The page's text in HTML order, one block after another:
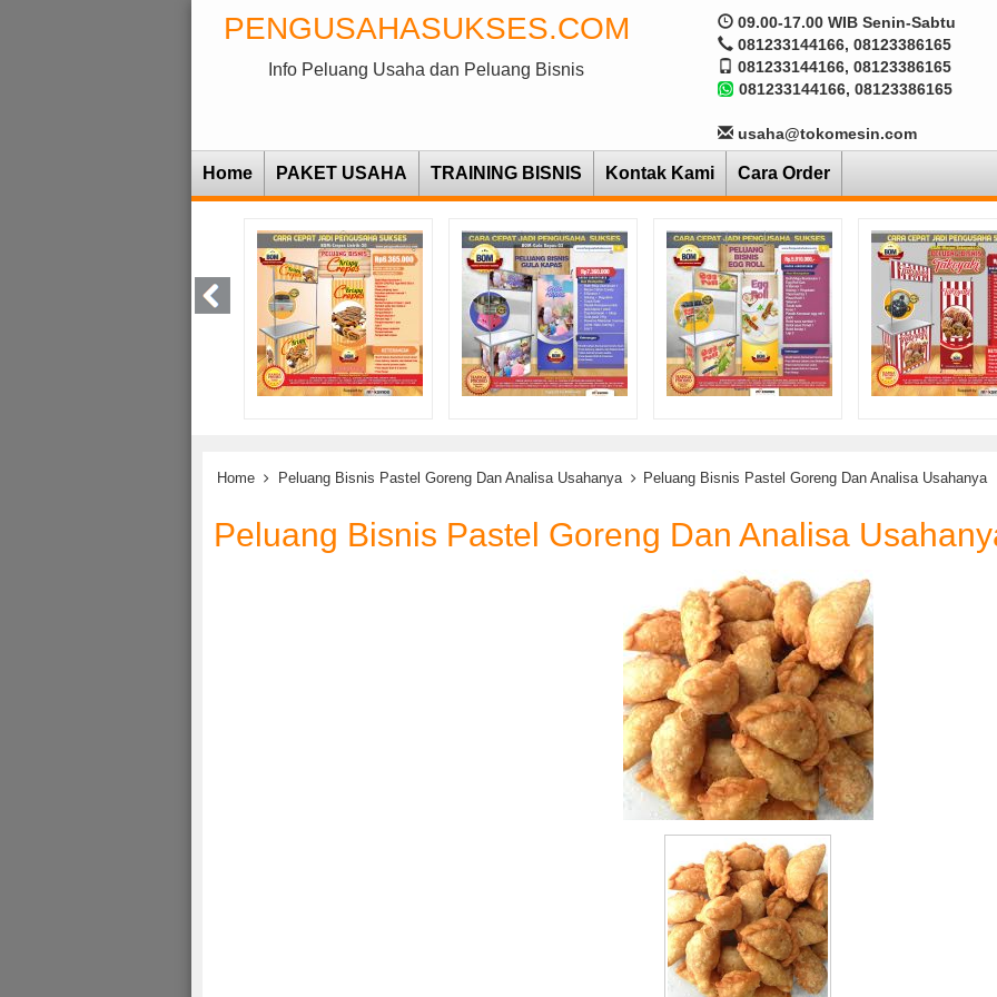
PENGUSAHASUKSES.COM
Info Peluang Usaha dan Peluang Bisnis
09.00-17.00 WIB Senin-Sabtu
081233144166, 08123386165
081233144166, 08123386165
081233144166, 08123386165
usaha@tokomesin.com
Home PAKET USAHA TRAINING BISNIS Kontak Kami Cara Order
Home Peluang Bisnis Pastel Goreng Dan Analisa Usahanya Peluang Bisnis Pastel Goreng Dan Analisa Usahanya
Peluang Bisnis Pastel Goreng Dan Analisa